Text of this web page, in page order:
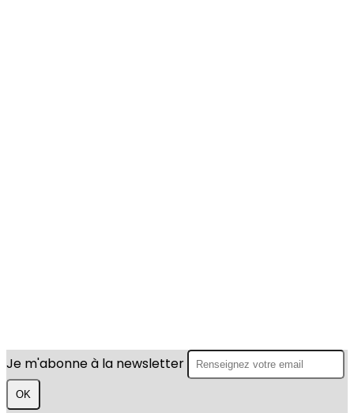
Je m'abonne à la newsletter
OK